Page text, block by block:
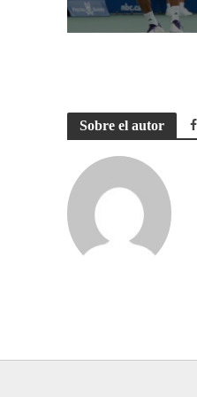
Sobre el autor